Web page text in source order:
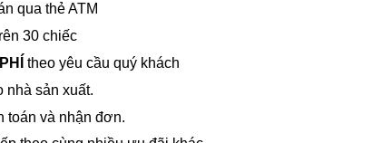
qua thẻ ATM
30 chiếc
theo yêu cầu quý khách
nhà sản xuất.
toán và nhận đơn.